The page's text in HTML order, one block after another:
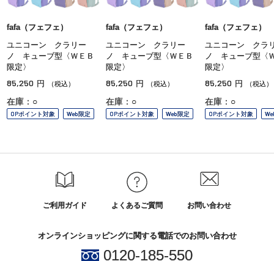
fafa（フェフェ）
ユニコーン クラリー
ノ キューブ型〈ＷＥＢ
限定〉
85,250 円 （税込）
在庫：○
OPポイント対象 Web限定
fafa（フェフェ）
ユニコーン クラリー
ノ キューブ型〈ＷＥＢ
限定〉
85,250 円 （税込）
在庫：○
OPポイント対象 Web限定
fafa（フェフェ）
ユニコーン クラ
ノ キューブ型〈
限定〉
85,250 円 （税込）
在庫：○
OPポイント対象
ご利用ガイド よくあるご質問 お問い合わせ
オンラインショッピングに関する電話でのお問い合わせ
0120-185-550